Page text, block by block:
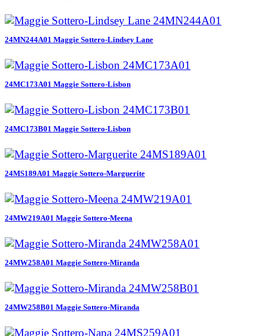
24MN244A01 Maggie Sottero-Lindsey Lane
24MC173A01 Maggie Sottero-Lisbon
24MC173B01 Maggie Sottero-Lisbon
24MS189A01 Maggie Sottero-Marguerite
24MW219A01 Maggie Sottero-Meena
24MW258A01 Maggie Sottero-Miranda
24MW258B01 Maggie Sottero-Miranda